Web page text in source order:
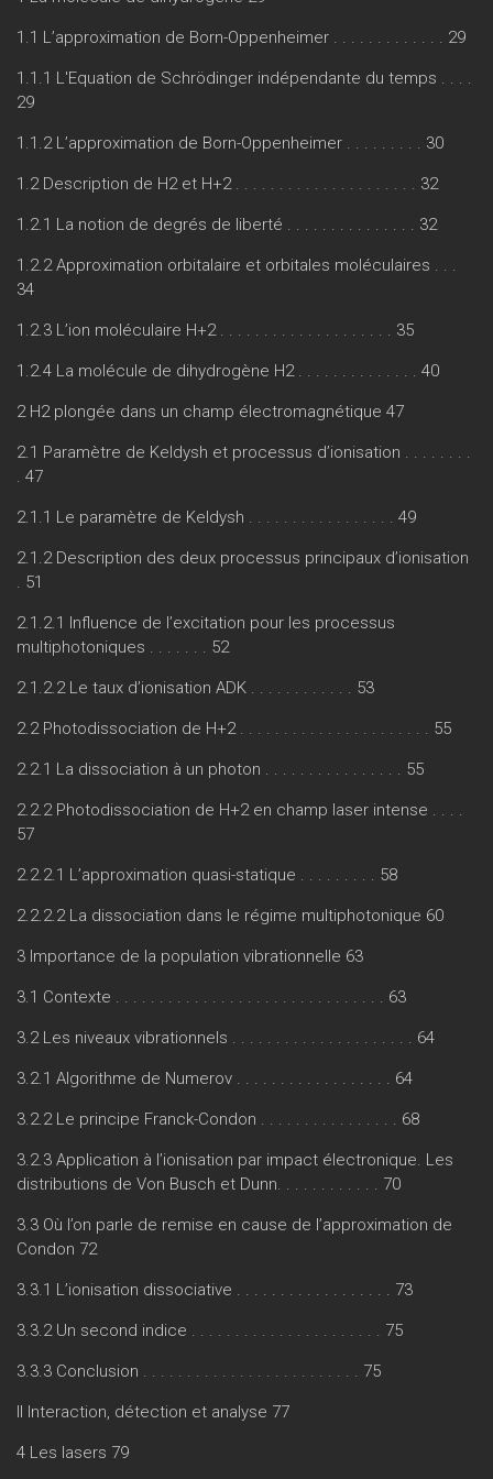
1.1 L’approximation de Born-Oppenheimer . . . . . . . . . . . . . 29
1.1.1 L'Equation de Schrödinger indépendante du temps . . . .
29
1.1.2 L’approximation de Born-Oppenheimer . . . . . . . . . 30
1.2 Description de H2 et H+2 . . . . . . . . . . . . . . . . . . . . . 32
1.2.1 La notion de degrés de liberté . . . . . . . . . . . . . . . 32
1.2.2 Approximation orbitalaire et orbitales moléculaires . . .
34
1.2.3 L’ion moléculaire H+2 . . . . . . . . . . . . . . . . . . . . 35
1.2.4 La molécule de dihydrogène H2 . . . . . . . . . . . . . . 40
2 H2 plongée dans un champ électromagnétique 47
2.1 Paramètre de Keldysh et processus d’ionisation . . . . . . . .
. 47
2.1.1 Le paramètre de Keldysh . . . . . . . . . . . . . . . . . 49
2.1.2 Description des deux processus principaux d’ionisation
. 51
2.1.2.1 Influence de l’excitation pour les processus
multiphotoniques . . . . . . . 52
2.1.2.2 Le taux d’ionisation ADK . . . . . . . . . . . . 53
2.2 Photodissociation de H+2 . . . . . . . . . . . . . . . . . . . . . . 55
2.2.1 La dissociation à un photon . . . . . . . . . . . . . . . . 55
2.2.2 Photodissociation de H+2 en champ laser intense . . . .
57
2.2.2.1 L’approximation quasi-statique . . . . . . . . . 58
2.2.2.2 La dissociation dans le régime multiphotonique 60
3 Importance de la population vibrationnelle 63
3.1 Contexte . . . . . . . . . . . . . . . . . . . . . . . . . . . . . . . 63
3.2 Les niveaux vibrationnels . . . . . . . . . . . . . . . . . . . . . 64
3.2.1 Algorithme de Numerov . . . . . . . . . . . . . . . . . . 64
3.2.2 Le principe Franck-Condon . . . . . . . . . . . . . . . . 68
3.2.3 Application à l’ionisation par impact électronique. Les
distributions de Von Busch et Dunn. . . . . . . . . . . . 70
3.3 Où l’on parle de remise en cause de l’approximation de
Condon 72
3.3.1 L’ionisation dissociative . . . . . . . . . . . . . . . . . . 73
3.3.2 Un second indice . . . . . . . . . . . . . . . . . . . . . . 75
3.3.3 Conclusion . . . . . . . . . . . . . . . . . . . . . . . . . 75
II Interaction, détection et analyse 77
4 Les lasers 79